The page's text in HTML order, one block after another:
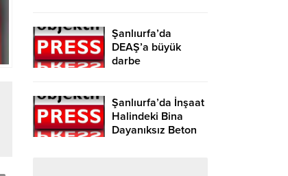
Şanlıurfa’da
DEAŞ’a büyük
darbe
Şanlıurfa’da İnşaat
Halindeki Bina
Dayanıksız Beton